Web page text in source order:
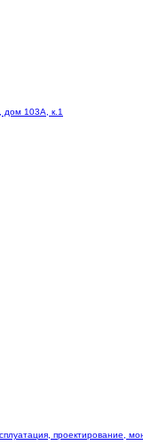
дом 103А, к.1
проектирование,